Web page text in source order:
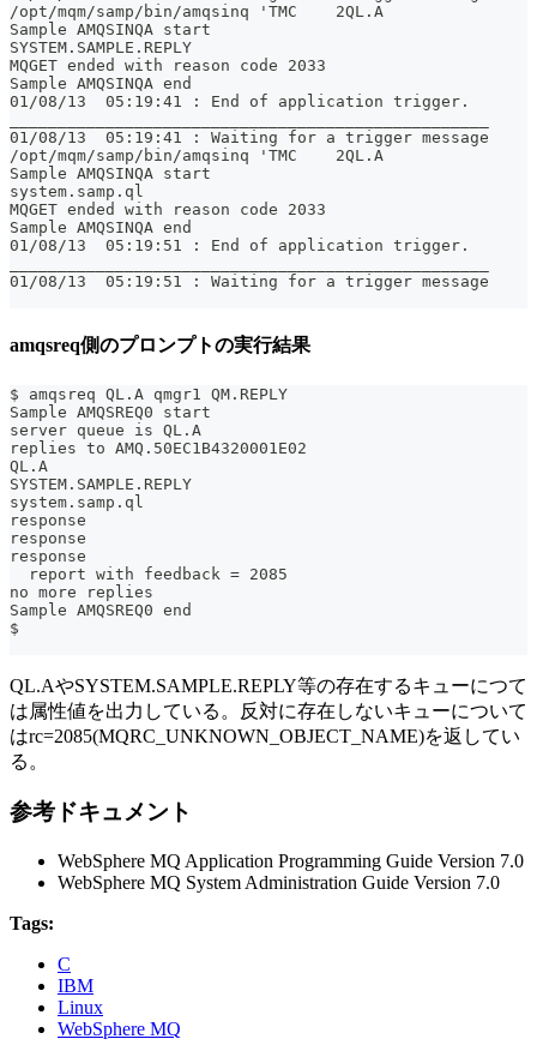
/opt/mqm/samp/bin/amqsinq 'TMC
Sample AMQSINQA start
SYSTEM.SAMPLE.REPLY
MQGET ended with reason code 2033
Sample AMQSINQA end
01/08/13  05:19:41 : End of application trigger.
01/08/13  05:19:41 : Waiting for a trigger message
/opt/mqm/samp/bin/amqsinq 'TMC
Sample AMQSINQA start
system.samp.ql
MQGET ended with reason code 2033
Sample AMQSINQA end
01/08/13  05:19:51 : End of application trigger.
01/08/13  05:19:51 : Waiting for a trigger message
amqsreq側のプロンプトの実行結果
$ amqsreq QL.A qmgr1 QM.REPLY
Sample AMQSREQ0 start
server queue is QL.A
replies to AMQ.50EC1B4320001E02
QL.A
SYSTEM.SAMPLE.REPLY
system.samp.ql
response
response
response
  report with feedback = 2085
no more replies
Sample AMQSREQ0 end
$
QL.AやSYSTEM.SAMPLE.REPLY等の存在するキューにつて
は属性値を出力している。反対に存在しないキューについて
はrc=2085(MQRC_UNKNOWN_OBJECT_NAME)を返してい
る。
参考ドキュメント
WebSphere MQ Application Programming Guide Version 7.0
WebSphere MQ System Administration Guide Version 7.0
Tags:
C
IBM
Linux
WebSphere MQ